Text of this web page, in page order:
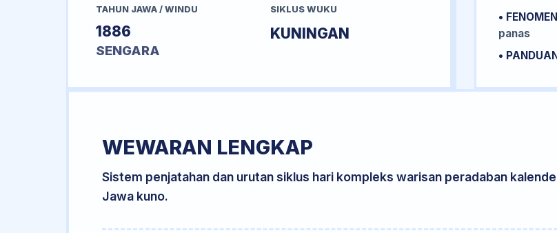
TAHUN JAWA / WINDU
1886
SENGARA
SIKLUS WUKU
KUNINGAN
•
panas
•
WEWARAN LENGKAP
Sistem penjatahan dan urutan siklus hari kompleks warisan peradaban
Jawa kuno.